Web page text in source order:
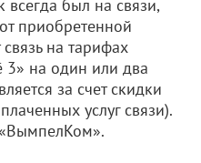
был на связи,
приобретенной
на тарифах
на один или два
за счет скидки
услуг связи).